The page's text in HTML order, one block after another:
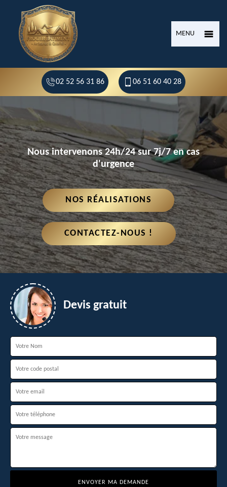
MENU
02 52 56 31 86 06 51 60 40 28
Nous intervenons 24h/24 sur 7j/7 en cas
d'urgence
NOS RÉALISATIONS
CONTACTEZ-NOUS !
Devis gratuit